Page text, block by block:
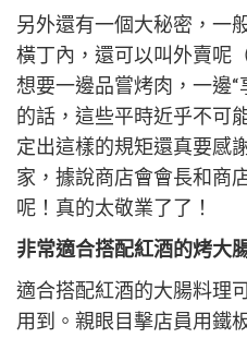
另外還有一個大秘密，一
橫丁內，還可以叫外賣呢
想要一邊品嘗烤肉，一邊
的話，這些平時近乎不可
定出這樣的規矩還真要感
家，據說商店會會長和商
呢！真的太敬業了了！
非常適合搭配紅酒的烤大
適合搭配紅酒的大腸料理
用到。親眼目擊店員用鐵